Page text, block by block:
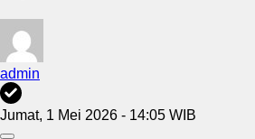
admin
Jumat, 1 Mei 2026 - 14:05 WIB